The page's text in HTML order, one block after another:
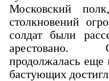
Московский
столкновений
солдат были
арестовано.
продолжалась еще
бастующих